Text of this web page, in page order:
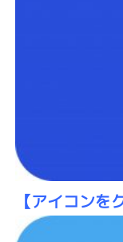
【アイコンを